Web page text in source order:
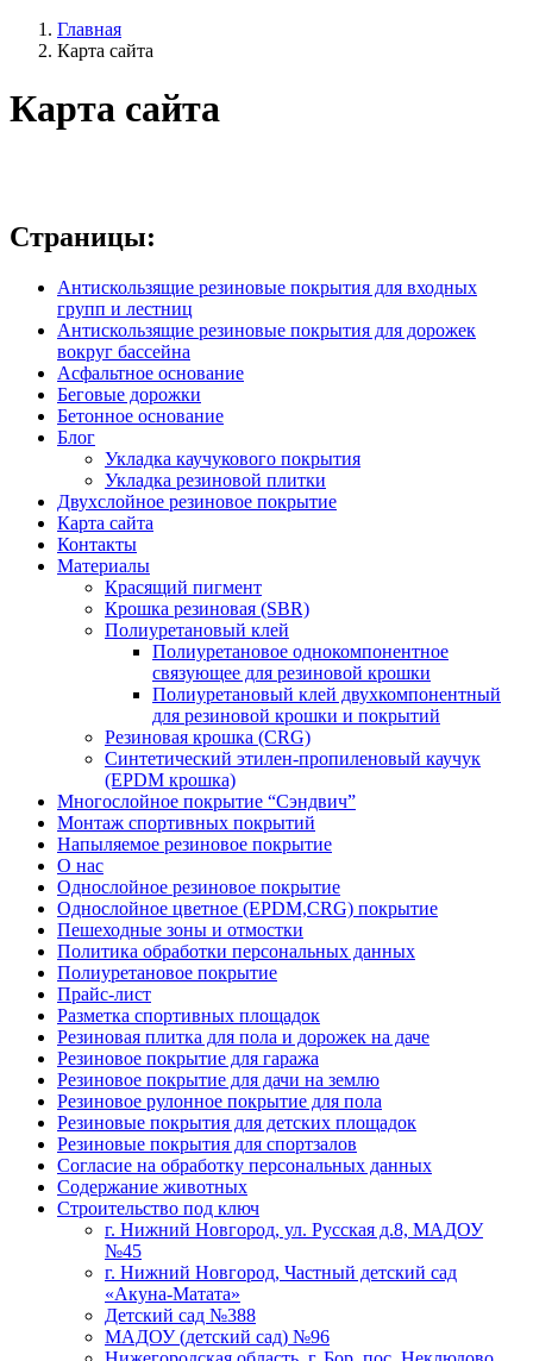
Главная
Карта сайта
Карта сайта
Страницы:
Антискользящие резиновые покрытия для входных
групп и лестниц
Антискользящие резиновые покрытия для дорожек
вокруг бассейна
Асфальтное основание
Беговые дорожки
Бетонное основание
Блог
Укладка каучукового покрытия
Укладка резиновой плитки
Двухслойное резиновое покрытие
Карта сайта
Контакты
Материалы
Красящий пигмент
Крошка резиновая (SBR)
Полиуретановый клей
Полиуретановое однокомпонентное
связующее для резиновой крошки
Полиуретановый клей двухкомпонентный
для резиновой крошки и покрытий
Резиновая крошка (CRG)
Синтетический этилен-пропиленовый каучук
(EPDM крошка)
Многослойное покрытие “Сэндвич”
Монтаж спортивных покрытий
Напыляемое резиновое покрытие
О нас
Однослойное резиновое покрытие
Однослойное цветное (EPDM,CRG) покрытие
Пешеходные зоны и отмостки
Политика обработки персональных данных
Полиуретановое покрытие
Прайс-лист
Разметка спортивных площадок
Резиновая плитка для пола и дорожек на даче
Резиновое покрытие для гаража
Резиновое покрытие для дачи на землю
Резиновое рулонное покрытие для пола
Резиновые покрытия для детских площадок
Резиновые покрытия для спортзалов
Согласие на обработку персональных данных
Содержание животных
Строительство под ключ
г. Нижний Новгород, ул. Русская д.8, МАДОУ
№45
г. Нижний Новгород, Частный детский сад
«Акуна-Матата»
Детский сад №388
МАДОУ (детский сад) №96